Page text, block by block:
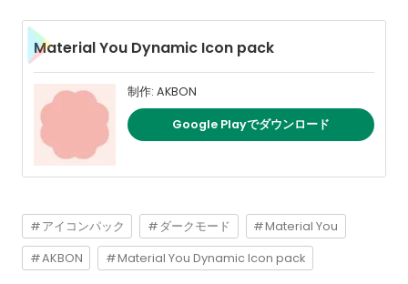
Material You Dynamic Icon pack
制作: AKBON
Google Playでダウンロード
アイコンパック ダークモード Material You
AKBON Material You Dynamic Icon pack